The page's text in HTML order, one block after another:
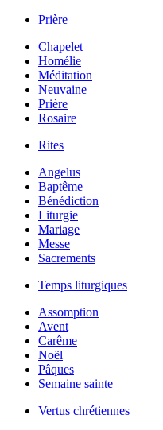
Prière
Chapelet
Homélie
Méditation
Neuvaine
Prière
Rosaire
Rites
Angelus
Baptême
Bénédiction
Liturgie
Mariage
Messe
Sacrements
Temps liturgiques
Assomption
Avent
Carême
Noël
Pâques
Semaine sainte
Vertus chrétiennes